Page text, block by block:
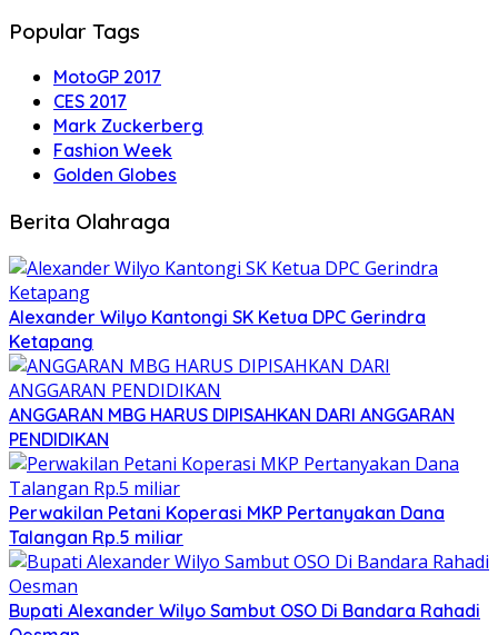
Popular Tags
MotoGP 2017
CES 2017
Mark Zuckerberg
Fashion Week
Golden Globes
Berita Olahraga
Alexander Wilyo Kantongi SK Ketua DPC Gerindra
Ketapang
ANGGARAN MBG HARUS DIPISAHKAN DARI ANGGARAN
PENDIDIKAN
Perwakilan Petani Koperasi MKP Pertanyakan Dana
Talangan Rp.5 miliar
Bupati Alexander Wilyo Sambut OSO Di Bandara Rahadi